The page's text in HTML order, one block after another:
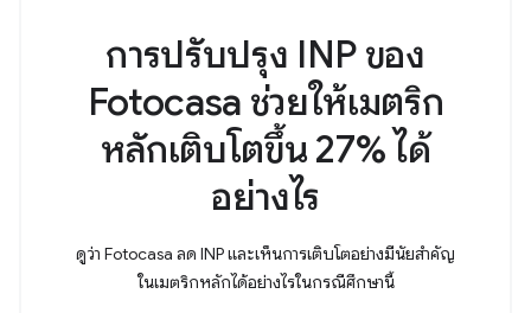
การปรับปรุง INP ของ
Fotocasa ช่วยให้เมตริก
หลักเติบโตขึ้น 27% ได้
อย่างไร
ดูว่า Fotocasa ลด INP และเห็นการเติบโตอย่างมีนัยสำคัญ
ในเมตริกหลักได้อย่างไรในกรณีศึกษานี้